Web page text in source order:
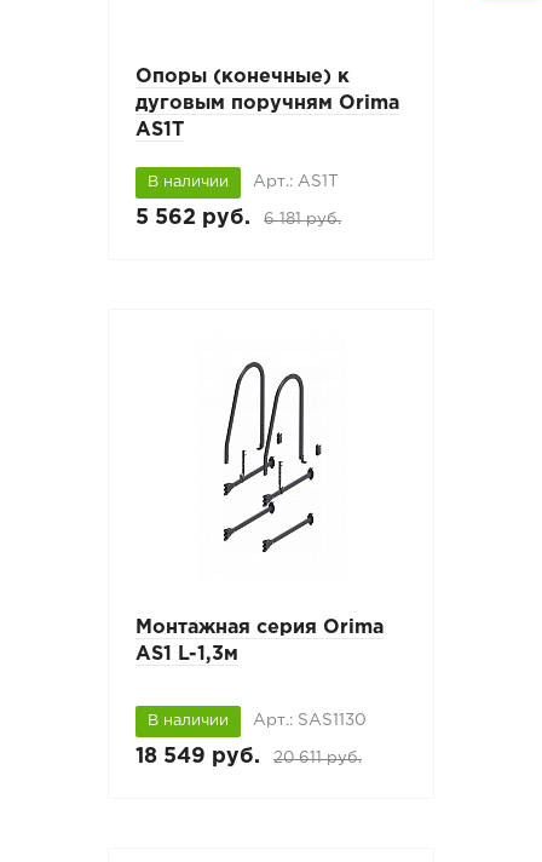
Опоры (конечные) к
дуговым поручням Orima
AS1T
В наличии Арт.: AS1T
5 562 руб. 6 181 руб.
Монтажная серия Orima
AS1 L-1,3м
В наличии Арт.: SAS1130
18 549 руб. 20 611 руб.